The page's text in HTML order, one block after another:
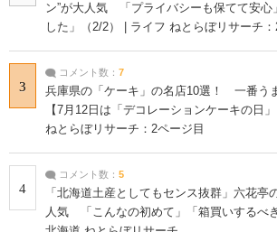
ン”が大人気 「プライバシーも保てて安心
した」（2/2） | ライフ ねとらぼリサーチ：
3
コメント数： 7
兵庫県の「ケーキ」の名店10選！ 一番う
【7月12日は「デコレーションケーキの日
ねとらぼリサーチ：2ページ目
4
コメント数： 5
「北海道土産としてもセンス抜群」六花亭
人気 「こんなの初めて」「箱買いするべ